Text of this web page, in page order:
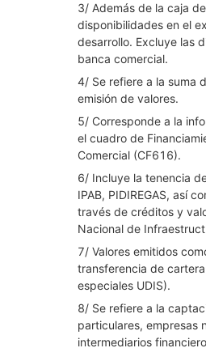
3/ Además de la caja
disponibilidades en el
desarrollo. Excluye las
banca comercial.
4/ Se refiere a la suma
emisión de valores.
5/ Corresponde a la
el cuadro de
Comercial (CF616).
6/ Incluye la tenencia
IPAB, PIDIREGAS, así
través de créditos y
Nacional de
7/ Valores emitidos
transferencia de
especiales UDIS).
8/ Se refiere a la
particulares, empresas
intermediarios